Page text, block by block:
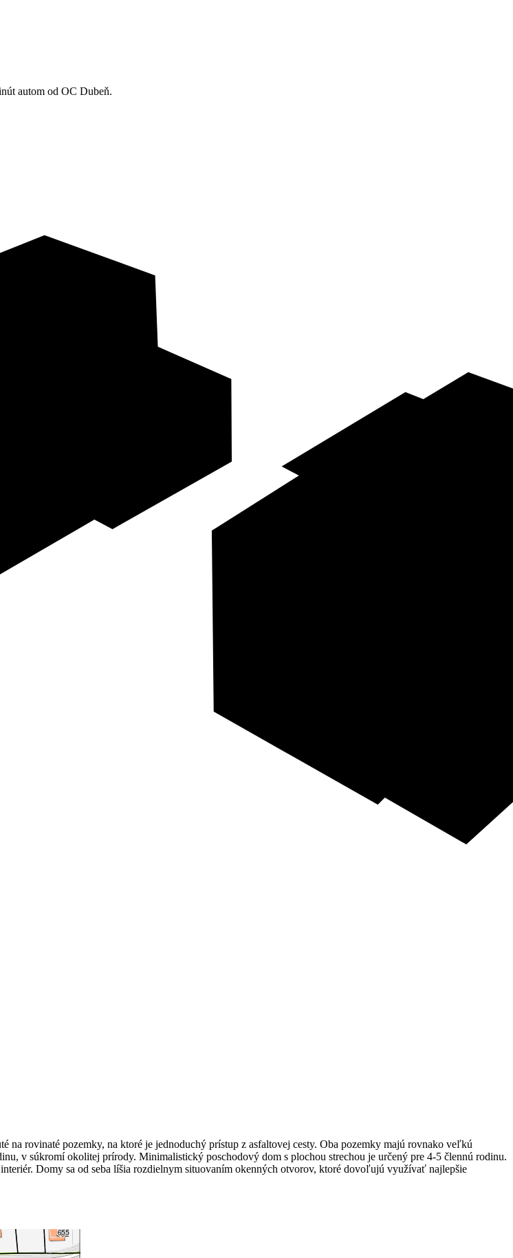
autom od OC Dubeň.
rovinaté pozemky, na ktoré je jednoduchý prístup z asfaltovej cesty. Oba pozemky majú rovnako veľkú
v súkromí okolitej prírody. Minimalistický poschodový dom s plochou strechou je určený pre 4-5 člennú rodinu.
Domy sa od seba líšia rozdielnym situovaním okenných otvorov, ktoré dovoľujú využívať najlepšie